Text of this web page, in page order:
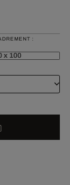
:
x 100